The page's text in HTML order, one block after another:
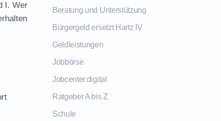
I. Wer
Beratung und Unterstützung
Bürgergeld ersetzt Hartz IV
Geldleistungen
Jobbörse
Jobcenter.digital
Ratgeber A bis Z
Schule